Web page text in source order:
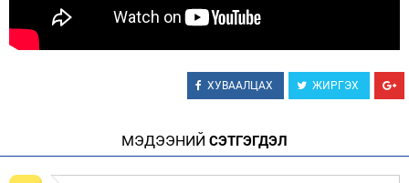
ХУВААЛЦАХ ЖИРГЭХ
МЭДЭЭНИЙ СЭТГЭГДЭЛ